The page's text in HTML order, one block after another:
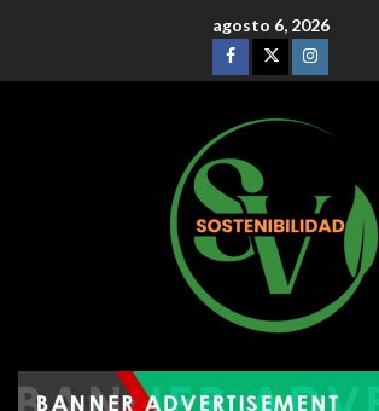
agosto 6, 2026